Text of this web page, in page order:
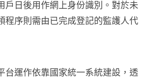
戶日後用作網上身份識別。對於未
程序則需由已完成登記的監護人代
台運作依靠國家統一系統建設，透